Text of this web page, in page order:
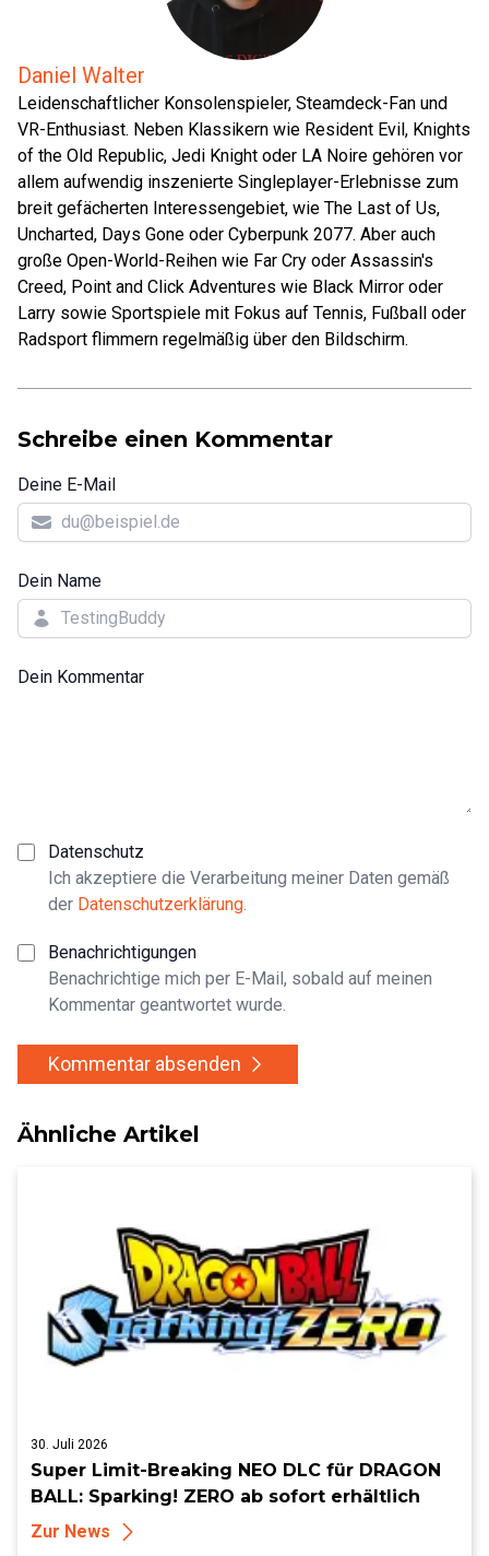
Daniel Walter
Leidenschaftlicher Konsolenspieler, Steamdeck-Fan und
VR-Enthusiast. Neben Klassikern wie Resident Evil, Knights
of the Old Republic, Jedi Knight oder LA Noire gehören vor
allem aufwendig inszenierte Singleplayer-Erlebnisse zum
breit gefächerten Interessengebiet, wie The Last of Us,
Uncharted, Days Gone oder Cyberpunk 2077. Aber auch
große Open-World-Reihen wie Far Cry oder Assassin's
Creed, Point and Click Adventures wie Black Mirror oder
Larry sowie Sportspiele mit Fokus auf Tennis, Fußball oder
Radsport flimmern regelmäßig über den Bildschirm.
Schreibe einen Kommentar
Deine E-Mail
Dein Name
Dein Kommentar
Datenschutz
Ich akzeptiere die Verarbeitung meiner Daten gemäß
der Datenschutzerklärung.
Benachrichtigungen
Benachrichtige mich per E-Mail, sobald auf meinen
Kommentar geantwortet wurde.
Kommentar absenden
Ähnliche Artikel
30. Juli 2026
Super Limit-Breaking NEO DLC für DRAGON
BALL: Sparking! ZERO ab sofort erhältlich
Zur News